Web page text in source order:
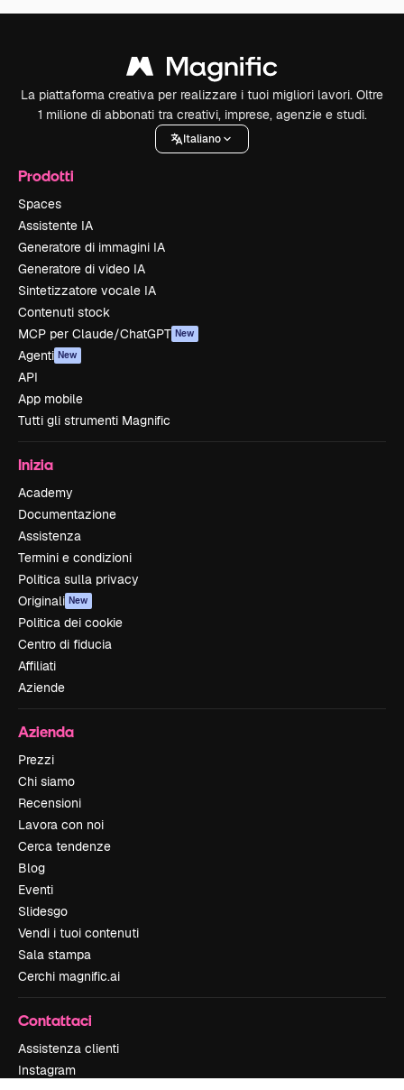
La piattaforma creativa per realizzare i tuoi migliori lavori. Oltre
1 milione di abbonati tra creativi, imprese, agenzie e studi.
Italiano
Prodotti
Spaces
Assistente IA
Generatore di immagini IA
Generatore di video IA
Sintetizzatore vocale IA
Contenuti stock
MCP per Claude/ChatGPT New
Agenti New
API
App mobile
Tutti gli strumenti Magnific
Inizia
Academy
Documentazione
Assistenza
Termini e condizioni
Politica sulla privacy
Originali New
Politica dei cookie
Centro di fiducia
Affiliati
Aziende
Azienda
Prezzi
Chi siamo
Recensioni
Lavora con noi
Cerca tendenze
Blog
Eventi
Slidesgo
Vendi i tuoi contenuti
Sala stampa
Cerchi magnific.ai
Contattaci
Assistenza clienti
Instagram